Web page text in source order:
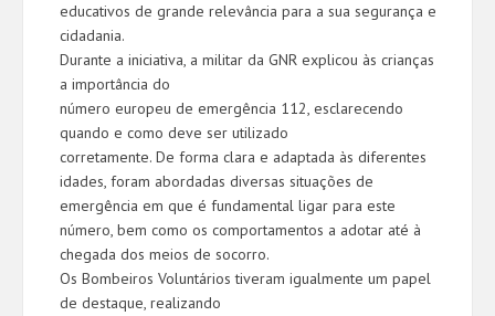
educativos de grande relevância para a sua segurança e
cidadania.
Durante a iniciativa, a militar da GNR explicou às crianças
a importância do
número europeu de emergência 112, esclarecendo
quando e como deve ser utilizado
corretamente. De forma clara e adaptada às diferentes
idades, foram abordadas diversas situações de
emergência em que é fundamental ligar para este
número, bem como os comportamentos a adotar até à
chegada dos meios de socorro.
Os Bombeiros Voluntários tiveram igualmente um papel
de destaque, realizando